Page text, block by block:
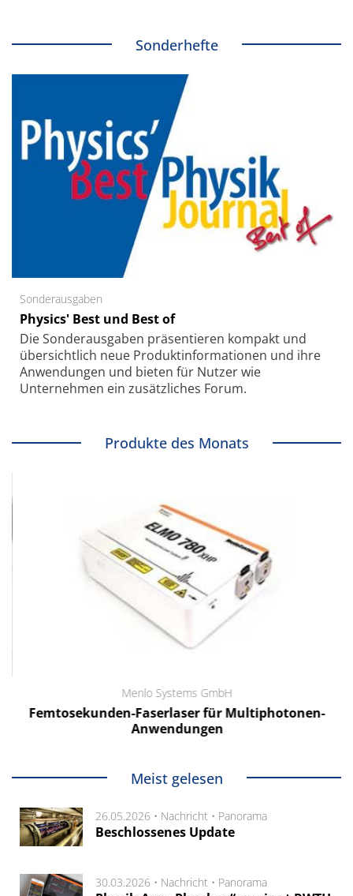
Sonderhefte
Sonderausgaben
Physics' Best und Best of
Die Sonder­ausgaben präsentieren kompakt und
übersichtlich neue Produkt­informationen und ihre
Anwendungen und bieten für Nutzer wie
Unternehmen ein zusätzliches Forum.
Produkte des Monats
Menlo Systems GmbH
Femtosekunden-Faserlaser für Multiphotonen-
Anwendungen
Meist gelesen
26.05.2026 • Nachricht • Panorama
Beschlossenes Update
30.03.2026 • Nachricht • Panorama